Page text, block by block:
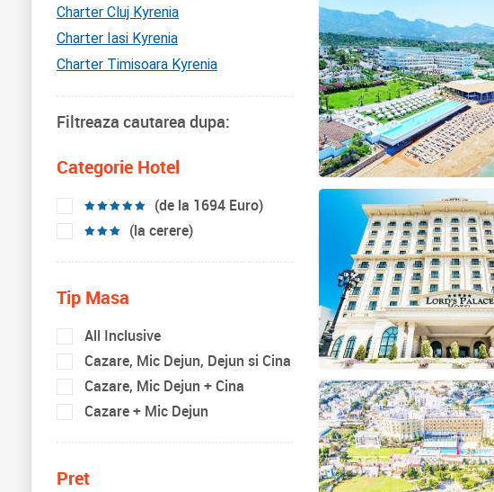
Charter Cluj Kyrenia
Charter Iasi Kyrenia
Charter Timisoara Kyrenia
Filtreaza cautarea dupa:
Categorie Hotel
(de la 1694 Euro)
(la cerere)
Tip Masa
All Inclusive
Cazare, Mic Dejun, Dejun si Cina
Cazare, Mic Dejun + Cina
Cazare + Mic Dejun
Pret